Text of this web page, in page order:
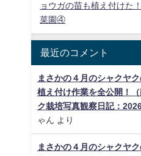
ョウガの苗も植え付けた
菜園④
最近のコメント
まさかの４月のシャクヤ
植え付け作業を全公開！
ク栽培写真観察日記：
ゃん より
まさかの４月のシャクヤ